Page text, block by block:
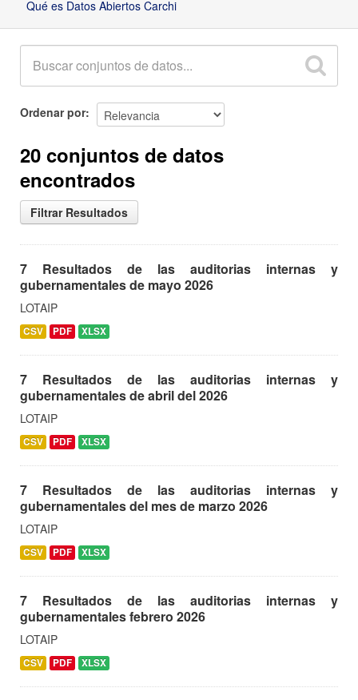
Qué es Datos Abiertos Carchi
Ordenar por
20 conjuntos de datos
encontrados
Filtrar Resultados
7 Resultados de las auditorias internas y
gubernamentales de mayo 2026
LOTAIP
CSV PDF XLSX
7 Resultados de las auditorias internas y
gubernamentales de abril del 2026
LOTAIP
CSV PDF XLSX
7 Resultados de las auditorias internas y
gubernamentales del mes de marzo 2026
LOTAIP
CSV PDF XLSX
7 Resultados de las auditorias internas y
gubernamentales febrero 2026
LOTAIP
CSV PDF XLSX